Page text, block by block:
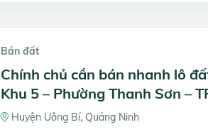
Bán đất
Chính chủ cần bán nhanh lô
Khu 5 – Phường Thanh Sơn –
Huyện Uông Bí, Quảng Ninh